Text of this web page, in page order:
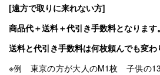
[遠方で取りに来れない方]
商品代＋送料＋代引き手数料となります。
送料と代引き手数料は何枚頼んでも変わ
※例 東京の方が大人のM1枚 子供の